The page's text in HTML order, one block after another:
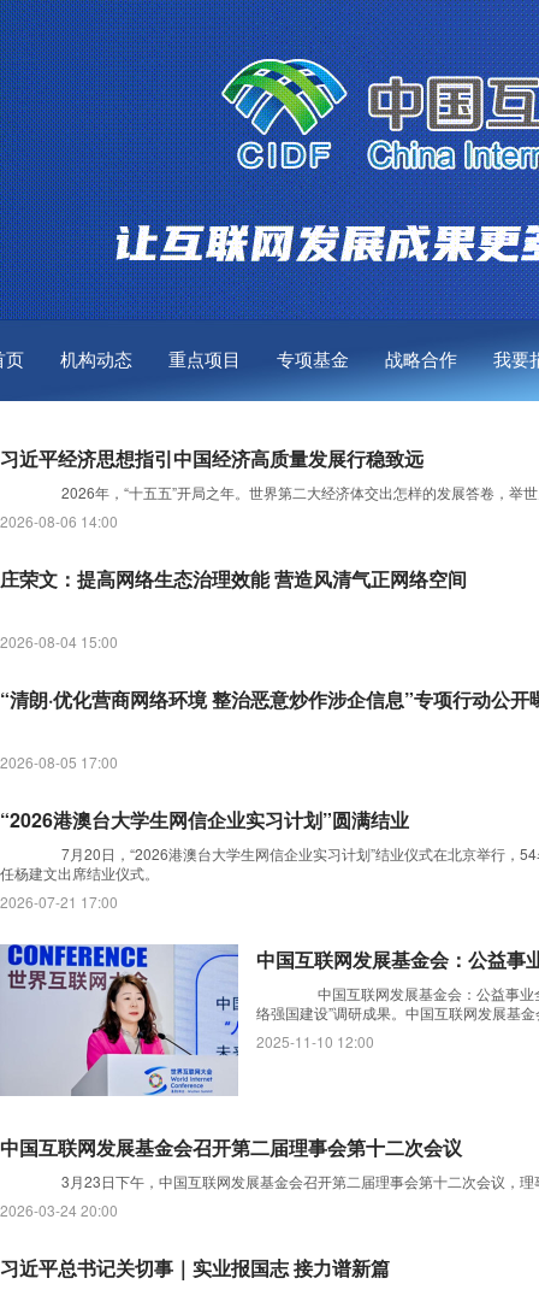
页 机构动态 重点项目 专项基金 战略合作 我要
习近平经济思想指引中国经济高质量发展行稳致远
2026年，“十五五”开局之年。世界第二大经济体交出怎样的发展答卷，举
2026-08-06 14:00
庄荣文：提高网络生态治理效能 营造风清气正网络空间
2026-08-04 15:00
“清朗·优化营商网络环境 整治恶意炒作涉企信息”专项行动公
2026-08-05 17:00
“2026港澳台大学生网信企业实习计划”圆满结业
7月20日，“2026港澳台大学生网信企业实习计划”结业仪式在北京举行，
任杨建文出席结业仪式。
2026-07-21 17:00
中国互联网发展基金会：公益事
中国互联网发展基金会：公益事业
络强国建设”调研成果。中国互联网发展基
2025-11-10 12:00
中国互联网发展基金会召开第二届理事会第十二次会议
3月23日下午，中国互联网发展基金会召开第二届理事会第十二次会议，理
2026-03-24 20:00
习近平总书记关切事｜实业报国志 接力谱新篇